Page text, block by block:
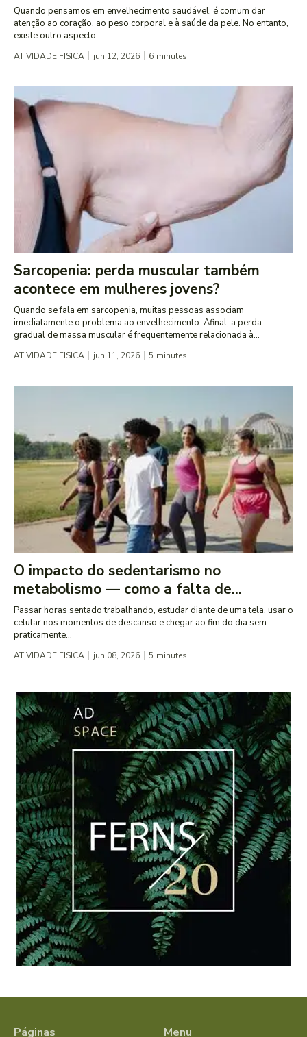
Quando pensamos em envelhecimento saudável, é comum dar
atenção ao coração, ao peso corporal e à saúde da pele. No entanto,
existe outro aspecto...
ATIVIDADE FISICA jun 12, 2026 6 minutes
Sarcopenia: perda muscular também
acontece em mulheres jovens?
Quando se fala em sarcopenia, muitas pessoas associam
imediatamente o problema ao envelhecimento. Afinal, a perda
gradual de massa muscular é frequentemente relacionada à...
ATIVIDADE FISICA jun 11, 2026 5 minutes
O impacto do sedentarismo no
metabolismo — como a falta de...
Passar horas sentado trabalhando, estudar diante de uma tela, usar o
celular nos momentos de descanso e chegar ao fim do dia sem
praticamente...
ATIVIDADE FISICA jun 08, 2026 5 minutes
Páginas Menu